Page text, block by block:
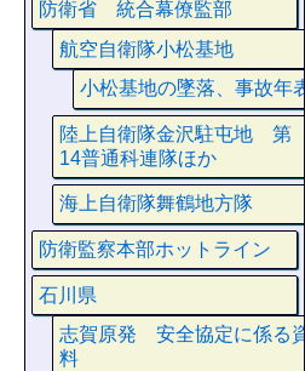
防衛省 統合幕僚監部
航空自衛隊小松基地
小松基地の墜落、事故年表
陸上自衛隊金沢駐屯地 第
14普通科連隊ほか
海上自衛隊舞鶴地方隊
防衛監察本部ホットライン
石川県
志賀原発 安全協定に係る資
料